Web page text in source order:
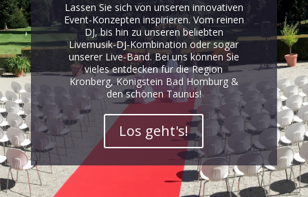
Lassen Sie sich von unseren innovativen
Event-Konzepten inspirieren. Vom reinen
DJ, bis hin zu unseren beliebten
Livemusik-DJ-Kombination oder sogar
unserer Live-Band. Bei uns können Sie
vieles entdecken für die Region
Kronberg, Königstein Bad Homburg &
den schönen Taunus!
Los geht's!